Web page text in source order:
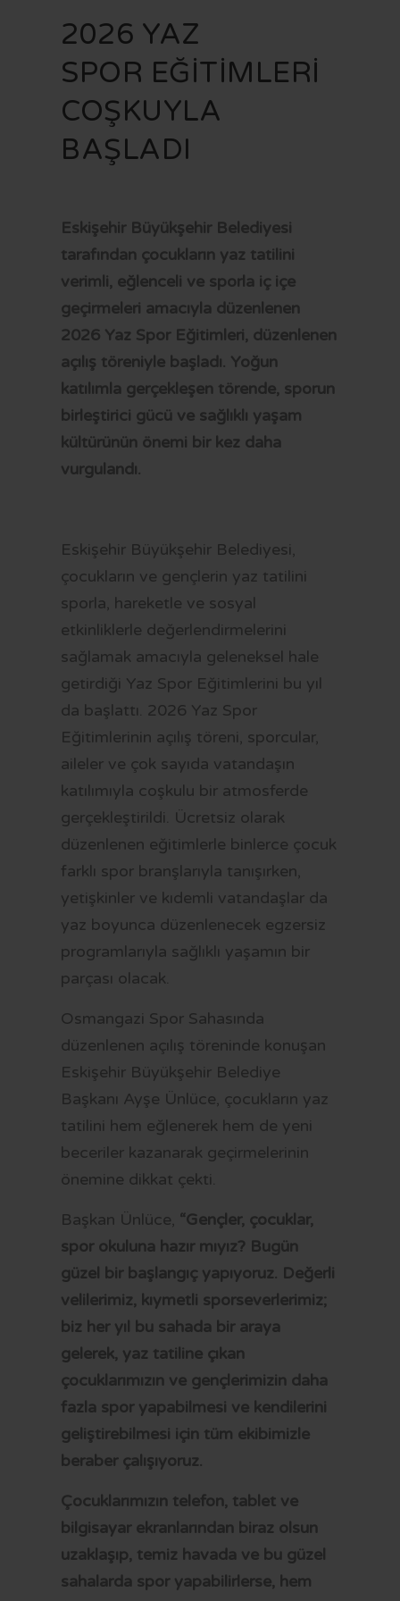
STRATEJİK PLAN
MEVZUAT
İÇ KONTROL
YETKİ VE SORUMLULUKLAR
BELEDİYE ŞİRKETLERİ
LOGOLAR
CV BANKASI
YAYINLARIMIZ
PARSELASYON PLANI İLANLARI
İLAN PORTALI
MECLİS KARARLARI
SAYDAMLIK VE HESAPVERİLEBİLİRLİK
K.V.K.K VE BİLGİ GÜVENLİĞİ
UKOME KARARLARI
KÜLTÜR - SANAT
SAĞLIK HİZMETLERİ
SOSYAL BELEDİYECİLİK
SPOR
BORÇ SORGULAMA
MEZARLIK BİLGİ SİSTEMİ
E-DEVLET
HAL FİYATLARI
TARİFELER
OTOBÜS SAATLERİ
TRAMVAY SAATLERİ
MİNİBÜS GÜZERGAHLARI
FR
2026 YAZ
SPOR EĞİTİMLERİ
COŞKUYLA
BAŞLADI
Eskişehir Büyükşehir Belediyesi
tarafından çocukların yaz tatilini
verimli, eğlenceli ve sporla iç içe
geçirmeleri amacıyla düzenlenen
2026 Yaz Spor Eğitimleri, düzenlenen
açılış töreniyle başladı. Yoğun
katılımla gerçekleşen törende, sporun
birleştirici gücü ve sağlıklı yaşam
kültürünün önemi bir kez daha
vurgulandı.
Eskişehir Büyükşehir Belediyesi,
çocukların ve gençlerin yaz tatilini
sporla, hareketle ve sosyal
etkinliklerle değerlendirmelerini
sağlamak amacıyla geleneksel hale
getirdiği Yaz Spor Eğitimlerini bu yıl
da başlattı. 2026 Yaz Spor
Eğitimlerinin açılış töreni, sporcular,
aileler ve çok sayıda vatandaşın
katılımıyla coşkulu bir atmosferde
gerçekleştirildi. Ücretsiz olarak
düzenlenen eğitimlerle binlerce çocuk
farklı spor branşlarıyla tanışırken,
yetişkinler ve kıdemli vatandaşlar da
yaz boyunca düzenlenecek egzersiz
programlarıyla sağlıklı yaşamın bir
parçası olacak.
Osmangazi Spor Sahasında
düzenlenen açılış töreninde konuşan
Eskişehir Büyükşehir Belediye
Başkanı Ayşe Ünlüce, çocukların yaz
tatilini hem eğlenerek hem de yeni
beceriler kazanarak geçirmelerinin
önemine dikkat çekti.
Başkan Ünlüce, “Gençler, çocuklar,
spor okuluna hazır mıyız? Bugün
güzel bir başlangıç yapıyoruz. Değerli
velilerimiz, kıymetli sporseverlerimiz;
biz her yıl bu sahada bir araya
gelerek, yaz tatiline çıkan
çocuklarımızın ve gençlerimizin daha
fazla spor yapabilmesi ve kendilerini
geliştirebilmesi için tüm ekibimizle
beraber çalışıyoruz. ​
Çocuklarımızın telefon, tablet ve
bilgisayar ekranlarından biraz olsun
uzaklaşıp, temiz havada ve bu güzel
sahalarda spor yapabilirlerse, hem